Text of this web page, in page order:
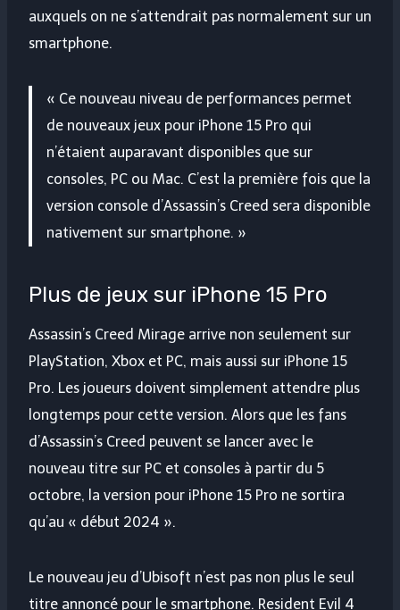
auxquels on ne s’attendrait pas normalement sur un
smartphone.
« Ce nouveau niveau de performances permet
de nouveaux jeux pour iPhone 15 Pro qui
n’étaient auparavant disponibles que sur
consoles, PC ou Mac. C’est la première fois que la
version console d’Assassin’s Creed sera disponible
nativement sur smartphone. »
Plus de jeux sur iPhone 15 Pro
Assassin’s Creed Mirage arrive non seulement sur
PlayStation, Xbox et PC, mais aussi sur iPhone 15
Pro. Les joueurs doivent simplement attendre plus
longtemps pour cette version. Alors que les fans
d’Assassin’s Creed peuvent se lancer avec le
nouveau titre sur PC et consoles à partir du 5
octobre, la version pour iPhone 15 Pro ne sortira
qu’au « début 2024 ».
Le nouveau jeu d’Ubisoft n’est pas non plus le seul
titre annoncé pour le smartphone. Resident Evil 4